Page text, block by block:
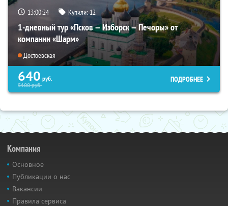
13:00:22 Купили:12
1-дневный тур «Псков — Изборск — Печоры» от
компании «Шарм»
Достоевская
640 руб.
5100руб.
ПОДРОБНЕЕ
Компания
Основное
Публикации о нас
Вакансии
Правила сервиса